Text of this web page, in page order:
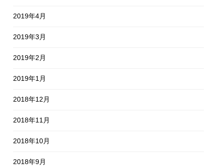
2019年4月
2019年3月
2019年2月
2019年1月
2018年12月
2018年11月
2018年10月
2018年9月